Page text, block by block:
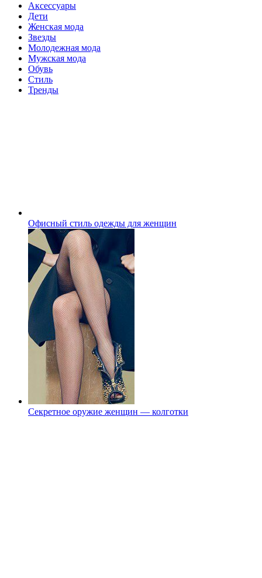
Аксессуары
Дети
Женская мода
Звезды
Молодежная мода
Мужская мода
Обувь
Стиль
Тренды
Офисный стиль одежды для женщин
Секретное оружие женщин — колготки